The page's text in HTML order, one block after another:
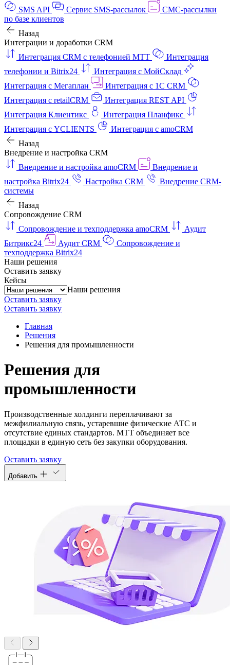
SMS API
Сервис SMS-рассылок
СМС-рассылки
по базе клиентов
Назад
Интеграции и доработки CRM
Интеграция CRM с телефонией МТТ
Интеграция
телефонии и Bitrix24
Интеграция с МойСклад
Интеграция с Мегаплан
Интеграция с 1C CRM
Интеграция с retailCRM
Интеграция REST API
Интеграция Клиентикс
Интеграция Планфикс
Интеграция с YCLIENTS
Интеграция с amoCRM
Назад
Внедрение и настройка CRM
Внедрение и настройка amoCRM
Внедрение и
настройка Bitrix24
Настройка CRM
Внедрение CRM-
системы
Назад
Сопровождение CRM
Сопровождение и техподдержка amoCRM
Аудит
Битрикс24
Аудит CRM
Сопровождение и
техподдержка Bitrix24
Наши решения
Оставить заявку
Кейсы
Наши решения
Оставить заявку
Оставить заявку
Главная
Решения
Решения для промышленности
Решения для
промышленности
Производственные холдинги переплачивают за
межфилиальную связь, устаревшие физические АТС и
отсутствие единых стандартов. МТТ объединяет все
площадки в единую сеть без закупки оборудования.
Оставить заявку
Добавить